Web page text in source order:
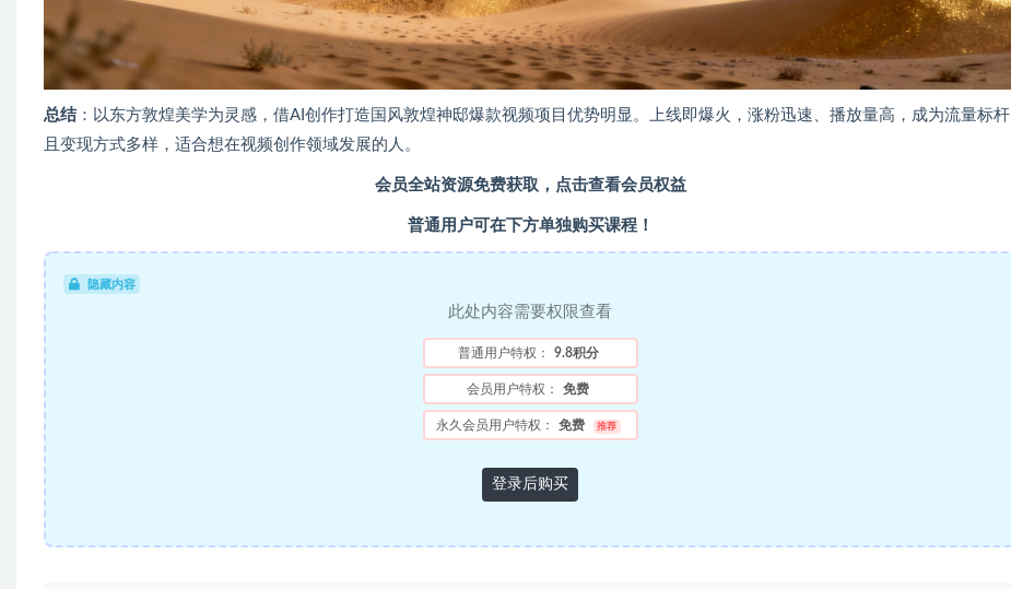
总结：以东方敦煌美学为灵感，借AI创作打造国风敦煌神邸爆款视频项目优势明显。上线即爆火，涨粉迅速、播放量高，成为流量标杆
且变现方式多样，适合想在视频创作领域发展的人。
会员全站资源免费获取，点击查看会员权益
普通用户可在下方单独购买课程！
隐藏内容
此处内容需要权限查看
普通用户特权： 9.8积分
会员用户特权： 免费
永久会员用户特权： 免费 推荐
登录后购买